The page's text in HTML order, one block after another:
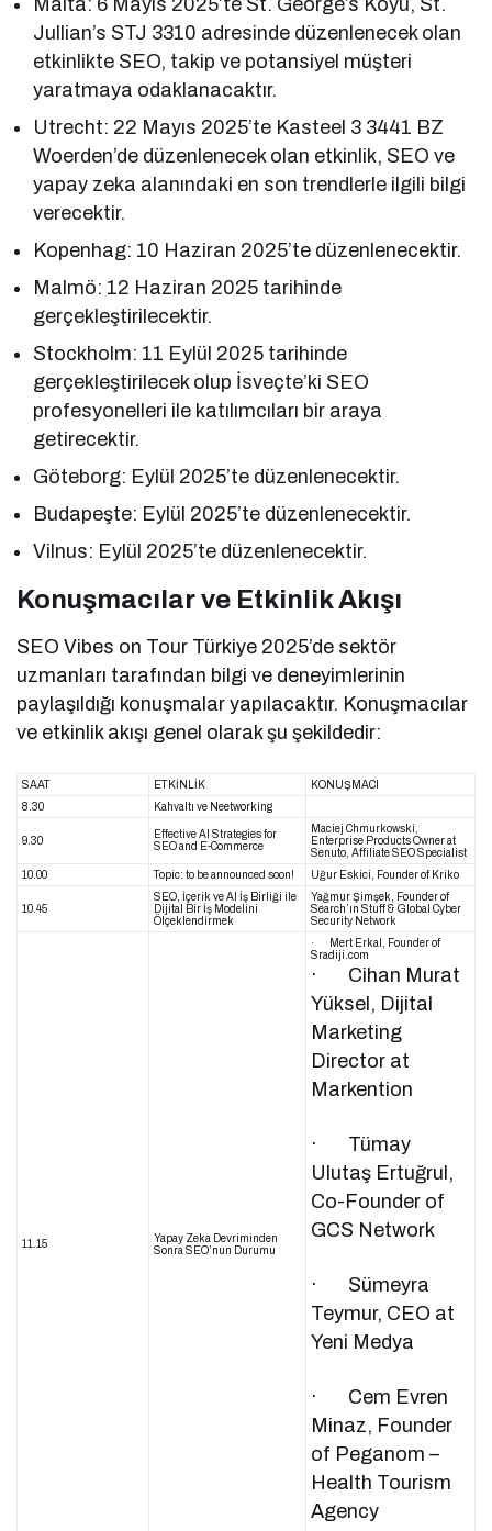
Malta: 6 Mayıs 2025’te St. George’s Koyu, St.
Jullian’s STJ 3310 adresinde düzenlenecek olan
etkinlikte SEO, takip ve potansiyel müşteri
yaratmaya odaklanacaktır.
Utrecht: 22 Mayıs 2025’te Kasteel 3 3441 BZ
Woerden’de düzenlenecek olan etkinlik, SEO ve
yapay zeka alanındaki en son trendlerle ilgili bilgi
verecektir.
Kopenhag: 10 Haziran 2025’te düzenlenecektir.
Malmö: 12 Haziran 2025 tarihinde
gerçekleştirilecektir.
Stockholm: 11 Eylül 2025 tarihinde
gerçekleştirilecek olup İsveçte’ki SEO
profesyonelleri ile katılımcıları bir araya
getirecektir.
Göteborg: Eylül 2025’te düzenlenecektir.
Budapeşte: Eylül 2025’te düzenlenecektir.
Vilnus: Eylül 2025’te düzenlenecektir.
Konuşmacılar ve Etkinlik Akışı
SEO Vibes on Tour Türkiye 2025’de sektör
uzmanları tarafından bilgi ve deneyimlerinin
paylaşıldığı konuşmalar yapılacaktır. Konuşmacılar
ve etkinlik akışı genel olarak şu şekildedir:
SAAT ETKİNLİK
KONUŞMACI
8.30
Kahvaltı ve Neetworking
9.30
Effective Al Strategies for
SEO and E-Commerce
Maciej Chmurkowski,
Enterprise Products Owner at
Senuto, Affiliate SEO Specialist
10.00
Topic: to be announced soon! Uğur Eskici, Founder of Kriko
10.45
SEO, İçerik ve Al İş Birliği ile
Dijital Bir İş Modelini
Ölçeklendirmek
Yağmur Şimşek, Founder of
Search’ın Stuff & Global Cyber
Security Network
11.15
Yapay Zeka Devriminden
Sonra SEO’nun Durumu
· Mert Erkal, Founder of
Sradiji.com
· Cihan Murat
Yüksel, Dijital
Marketing
Director at
Markention
· Tümay
Ulutaş Ertuğrul,
Co-Founder of
GCS Network
· Sümeyra
Teymur, CEO at
Yeni Medya
· Cem Evren
Minaz, Founder
of Peganom –
Health Tourism
Agency